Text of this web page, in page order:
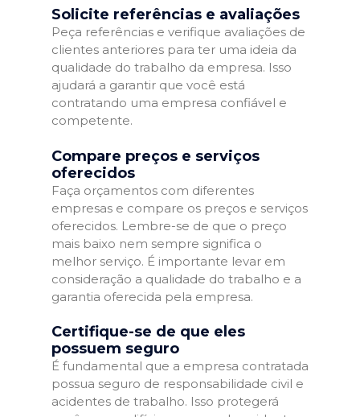
Solicite referências e avaliações
Peça referências e verifique avaliações de
clientes anteriores para ter uma ideia da
qualidade do trabalho da empresa. Isso
ajudará a garantir que você está
contratando uma empresa confiável e
competente.
Compare preços e serviços
oferecidos
Faça orçamentos com diferentes
empresas e compare os preços e serviços
oferecidos. Lembre-se de que o preço
mais baixo nem sempre significa o
melhor serviço. É importante levar em
consideração a qualidade do trabalho e a
garantia oferecida pela empresa.
Certifique-se de que eles
possuem seguro
É fundamental que a empresa contratada
possua seguro de responsabilidade civil e
acidentes de trabalho. Isso protegerá